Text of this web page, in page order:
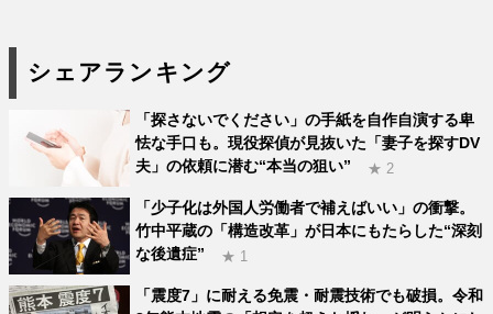
シェアランキング
「探さないでください」の手紙を自作自演する卑
怯な手口も。現役探偵が見抜いた「妻子を探すDV
夫」の依頼に潜む“本当の狙い”
★ 2
「少子化は外国人労働者で補えばいい」の衝撃。
竹中平蔵の「構造改革」が日本にもたらした“深刻
な後遺症”
★ 1
「震度7」に耐える免震・耐震技術でも破損。令和